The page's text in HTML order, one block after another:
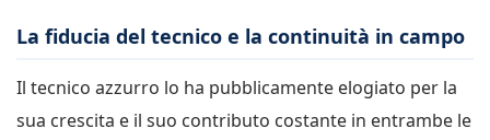
La fiducia del tecnico e la continuità in campo
Il tecnico azzurro lo ha pubblicamente elogiato per la
sua crescita e il suo contributo costante in entrambe le